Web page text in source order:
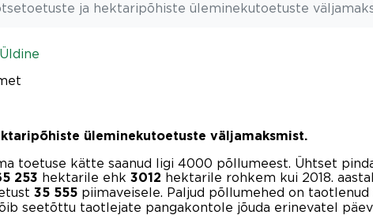
ja hektaripõhiste üleminekutoetuste
Üldine
üleminekutoetuste väljamaksmist.
toetuse kätte saanud ligi 4000 põllumeest. Ühtset
253 hektarile ehk 3012 hektarile rohkem kui 2018.
35 555 piimaveisele. Paljud põllumehed on
seetõttu taotlejate pangakontole jõuda erinevatel